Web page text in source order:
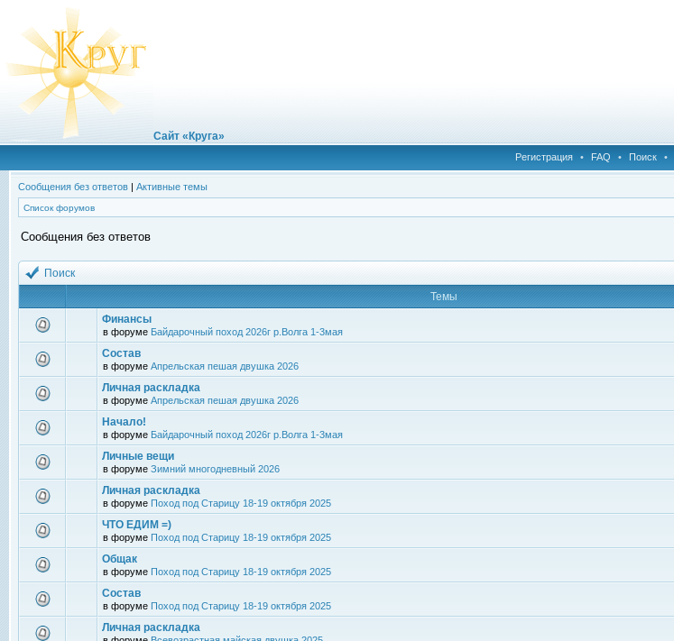
Сайт «Круга»
Регистрация • FAQ • Поиск •
Сообщения без ответов | Активные темы
Список форумов
Сообщения без ответов
Поиск
Темы
Финансы
в форуме Байдарочный поход 2026г р.Волга 1-3мая
Состав
в форуме Апрельская пешая двушка 2026
Личная раскладка
в форуме Апрельская пешая двушка 2026
Начало!
в форуме Байдарочный поход 2026г р.Волга 1-3мая
Личные вещи
в форуме Зимний многодневный 2026
Личная раскладка
в форуме Поход под Старицу 18-19 октября 2025
ЧТО ЕДИМ =)
в форуме Поход под Старицу 18-19 октября 2025
Общак
в форуме Поход под Старицу 18-19 октября 2025
Состав
в форуме Поход под Старицу 18-19 октября 2025
Личная раскладка